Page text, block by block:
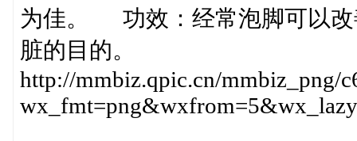
为佳。 功效：经常泡脚可以改
脏的目的。
http://mmbiz.qpic.cn/